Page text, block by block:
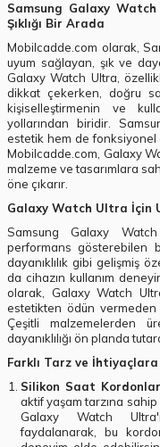
Samsung Galaxy
Şıklığı Bir Arada
Mobilcadde.com olarak,
uyum sağlayan, şık ve
Galaxy Watch Ultra,
dikkat çekerken, doğru
kişiselleştirmenin ve
yollarından biridir.
estetik hem de fonksiyonel
Mobilcadde.com, Galaxy
malzeme ve tasarımlara
öne çıkarır.
Galaxy Watch Ultra İçin
Samsung Galaxy
performans gösterebilen
dayanıklılık gibi gelişmiş
da cihazın kullanım
olarak, Galaxy Watch
estetikten ödün
Çeşitli malzemelerden
dayanıklılığı ön planda
Farklı Tarz ve
Silikon Saat
aktif yaşam tarzına
Galaxy Watch
faydalanarak, bu